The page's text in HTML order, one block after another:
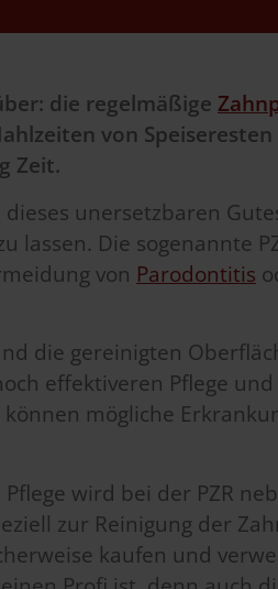
die regelmäßige
von
Zeit.
unersetzbaren
Die sogenannte
von Parodontitis
die gereinigten
effektiveren Pflege
mögliche
wird bei der PZR
zur Reinigung der
kaufen und